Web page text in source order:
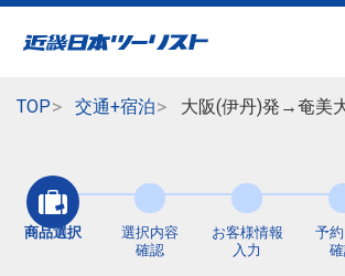
TOP 交通+宿泊 大阪(伊丹)発→奄美
商品選択
選択内容
確認
お客様情報
入力
予